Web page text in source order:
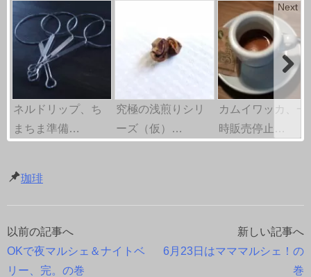
ネルドリップ、ち
まちま準備…
究極の浅煎りシリ
ーズ（仮）…
カムイワッカ、一
時販売停止…
Next
珈琲
投
稿
以前の記事へ
OKで夜マルシェ＆ナイトベ
リー、完。の巻
新しい記事へ
6月23日はマママルシェ！の
巻